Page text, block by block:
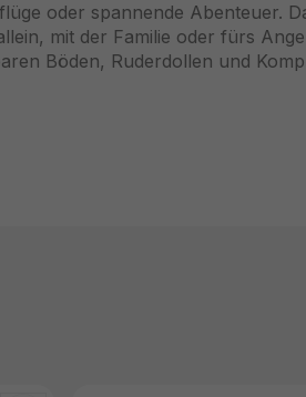
oder spannende Abenteuer.
mit der Familie oder fürs
Böden, Ruderdollen und